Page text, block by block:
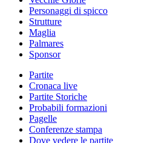
Personaggi di spicco
Strutture
Maglia
Palmares
Sponsor
Partite
Cronaca live
Partite Storiche
Probabili formazioni
Pagelle
Conferenze stampa
Dove vedere le partite